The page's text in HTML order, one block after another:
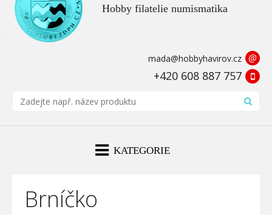
Hobby filatelie numismatika
mada@hobbyhavirov.cz @
+420 608 887 757
KATEGORIE
Brníčko